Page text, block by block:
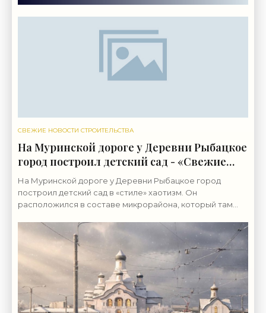
СВЕЖИЕ НОВОСТИ СТРОИТЕЛЬСТВА
На Муринской дороге у Деревни Рыбацкое
город построил детский сад - «Свежие
новости строительства»
На Муринской дороге у Деревни Рыбацкое город
построил детский сад в «стиле» хаотизм. Он
расположился в составе микрорайона, который там
«Ручьи»